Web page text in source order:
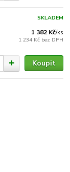
1 382 Kč/ks
1 234 Kč bez DPH
SKLADEM
Koupit